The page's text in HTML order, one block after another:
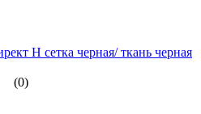
H сетка черная/ ткань черная
(0)